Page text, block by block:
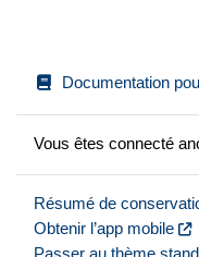
Documentation
Vous êtes connecté
Résumé de
Obtenir l’app mobile
Passer au thème